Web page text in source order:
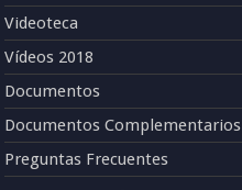
Videoteca
Vídeos 2018
Documentos
Documentos Complementarios
Preguntas Frecuentes